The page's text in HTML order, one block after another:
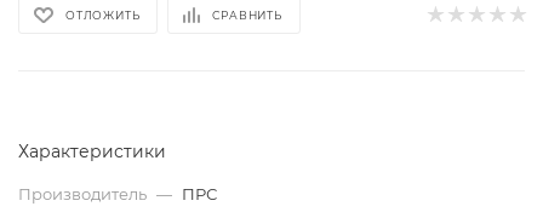
ОТЛОЖИТЬ СРАВНИТЬ
Характеристики
Производитель — ПРС